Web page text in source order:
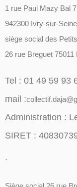
1 rue Paul Mazy Bal 7
942300 Ivry-sur-Seine
siège social des
26 rue Breguet 75011
Tel : 01 49 59 93
mail :
Administration :
SIRET :
.